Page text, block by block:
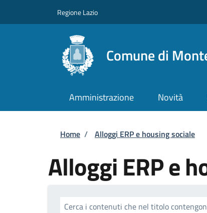
Regione Lazio
Comune di
Amministrazione Novità
Briciole di pane
Home / Alloggi ERP e housing sociale
Alloggi ERP e
Cerca i contenuti che nel titolo